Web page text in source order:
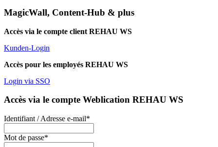
MagicWall, Content-Hub & plus
Accès via le compte client REHAU WS
Kunden-Login
Accès pour les employés REHAU WS
Login via SSO
Accès via le compte Weblication REHAU WS
Identifiant / Adresse e-mail*
Mot de passe*